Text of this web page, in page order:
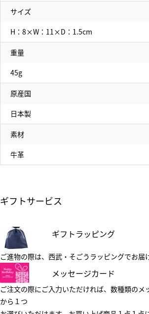
サイズ
H：8×W：11×D：1.5cm
重量
45g
原産国
日本製
素材
牛革
ギフトサービス
ギフトラッピング
ご進物の際は、西武・そごうラッピングでお届
メッセージカード
ご注文の際にご入力いただければ、数種類のメ
から１つ